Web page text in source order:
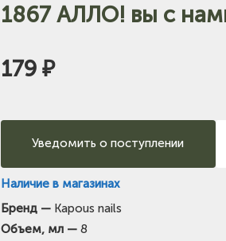
1867 АЛЛО! вы с
179 ₽
Уведомить о поступлении
Наличие в магазинах
Тел: +7-903-947-7028
Бренд — Kapous nails
Объем, мл — 8